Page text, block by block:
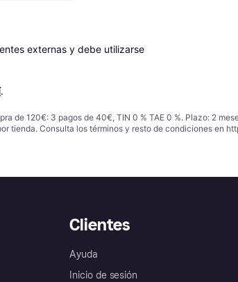
externas y debe utilizarse
.
de 120€: 3 pagos de 40€, TIN 0 % TAE 0 %. Plazo: 2
tienda. Consulta los términos y resto de condiciones en
Clientes
Ayuda
Inicio de sesión